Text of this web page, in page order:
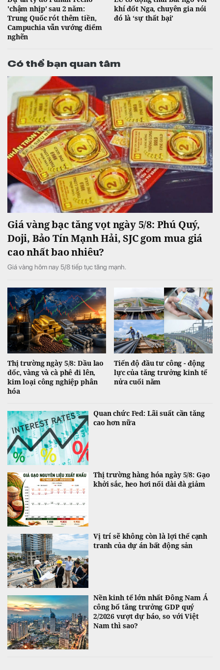
'chậm nhịp' sau 2 năm:
Trung Quốc rót thêm tiền,
Campuchia vẫn vướng điểm
nghẽn
khí đốt Nga, chuyên gia nói
đó là ‘sự thất bại’
Có thể bạn quan tâm
Giá vàng bạc tăng vọt ngày 5/8: Phú Quý,
Doji, Bảo Tín Mạnh Hải, SJC gom mua giá
cao nhất bao nhiêu?
Giá vàng hôm nay 5/8 tiếp tục tăng mạnh.
Thị trường ngày 5/8: Dầu lao
dốc, vàng và cà phê đi lên,
kim loại công nghiệp phân
hóa
Tiến độ đầu tư công - động
lực của tăng trưởng kinh tế
nửa cuối năm
Quan chức Fed: Lãi suất cần tăng
cao hơn nữa
Thị trường hàng hóa ngày 5/8: Gạo
khởi sắc, heo hơi nối dài đà giảm
Vị trí sẽ không còn là lợi thế cạnh
tranh của dự án bất động sản
Nền kinh tế lớn nhất Đông Nam Á
công bố tăng trưởng GDP quý
2/2026 vượt dự báo, so với Việt
Nam thì sao?